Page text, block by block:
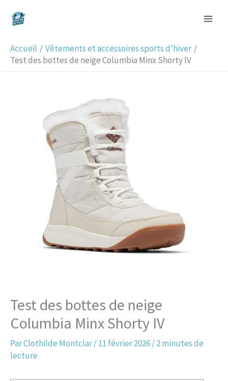
Accueil
Vêtements et accessoires sports d'hiver
Test des bottes de neige Columbia Minx Shorty IV
Test des bottes de neige
Columbia Minx Shorty IV
ParClothilde Montclar/11 février 2026/2 minutes de
lecture
e
c
h